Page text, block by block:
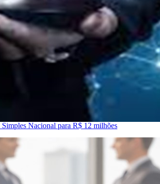
Nacional para R$ 12 milhões